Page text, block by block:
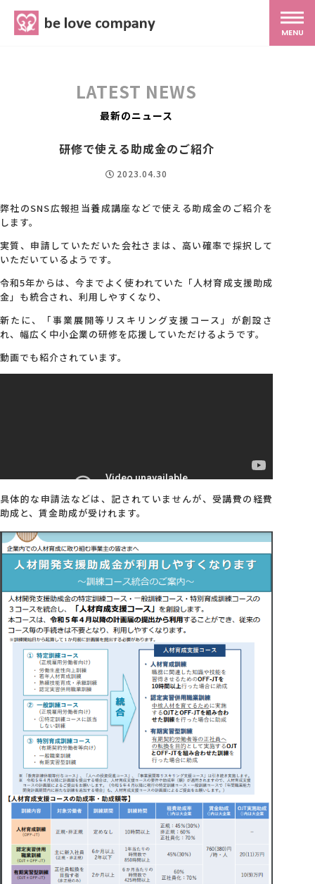
MENU
MG研修
スタッフ紹介
最新ブログ
お問い合わせ
LATEST NEWS
最新のニュース
研修で使える助成金のご紹介
2023.04.30
弊社のSNS広報担当養成講座などで使える助成金のご紹介を
します。
実質、申請していただいた会社さまは、高い確率で採択して
いただいているようです。
令和5年からは、今までよく使われていた「人材育成支援助成
金」も統合され、利用しやすくなり、
新たに、「事業展開等リスキリング支援コース」が創設さ
れ、幅広く中小企業の研修を応援していただけるようです。
動画でも紹介されています。
具体的な申請法などは、記されていませんが、受講費の経費
助成と、賃金助成が受けれます。